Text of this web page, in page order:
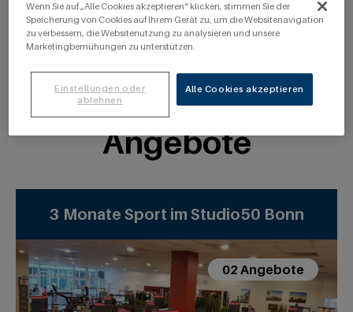
53225 Bonn
info@studio50-bonn.de
Angebote
3 Monate Sport im Studio50 Bonn
02 Angebote
Wenn Sie auf „Alle Cookies akzeptieren“ klicken, stimmen Sie der
Speicherung von Cookies auf Ihrem Gerät zu, um die Websitenavigation
zu verbessern, die Websitenutzung zu analysieren und unsere
Marketingbemühungen zu unterstützen.
Alle Cookies akzeptieren
Einstellungen oder
ablehnen